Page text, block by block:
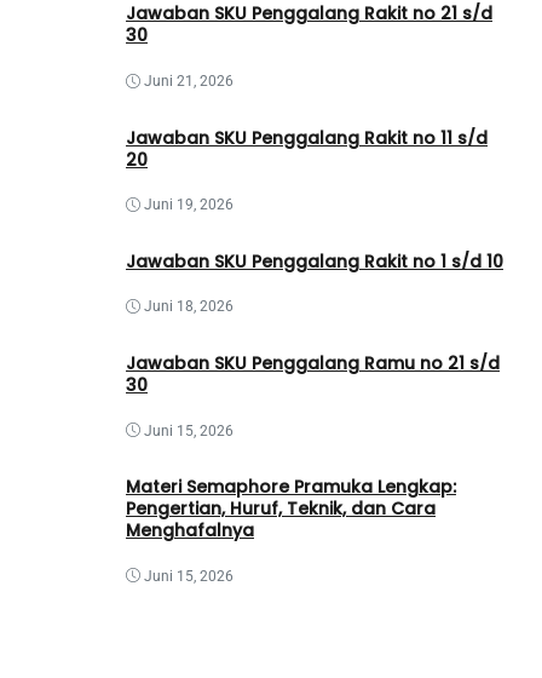
Jawaban SKU Penggalang Rakit no 21 s/d
30
Juni 21, 2026
Jawaban SKU Penggalang Rakit no 11 s/d
20
Juni 19, 2026
Jawaban SKU Penggalang Rakit no 1 s/d 10
Juni 18, 2026
Jawaban SKU Penggalang Ramu no 21 s/d
30
Juni 15, 2026
Materi Semaphore Pramuka Lengkap:
Pengertian, Huruf, Teknik, dan Cara
Menghafalnya
Juni 15, 2026